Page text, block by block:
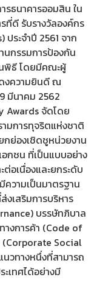
นาคารออมสิน ใน
ที่ดี รับรางวัลองค์กร
ระจำปี 2561 จาก
นกรรมการป้องกัน
นพิธี โดยมีคณะผู้
งความยินดี ณ
มีนาคม 2562
Awards จัดโดย
มการทุจริตแห่งชาติ
กย่องเชิดชูหน่วยงาน
กชน ที่เป็นแบบอย่าง
อเนื่องและยกระดับ
ความเป็นมาตรฐาน
งเสริมการบริหาร
บรรษัทภิบาล
งการค้า (Code of
Social
นวทางหนึ่งที่สามารถ
เทศได้อย่างมี